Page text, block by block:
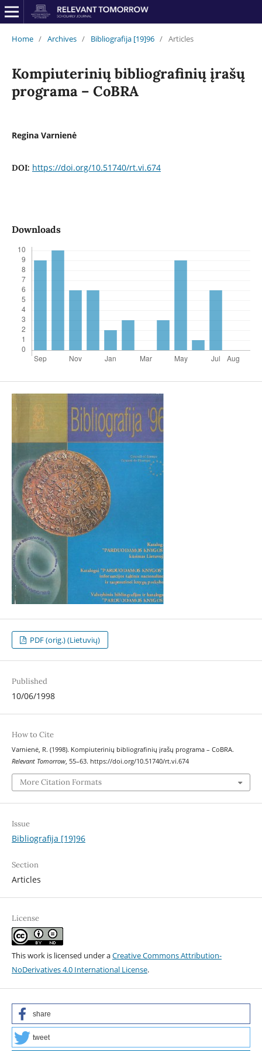
Home / Archives / Bibliografija [19]96 / Articles
Kompiuterinių bibliografinių įrašų
programa – CoBRA
Regina Varnienė
DOI: https://doi.org/10.51740/rt.vi.674
Downloads
PDF (orig.) (Lietuvių)
Published
10/06/1998
How to Cite
Varnienė, R. (1998). Kompiuterinių bibliografinių įrašų programa – CoBRA.
Relevant Tomorrow, 55–63. https://doi.org/10.51740/rt.vi.674
More Citation Formats
Issue
Bibliografija [19]96
Section
Articles
License
This work is licensed under aCreative Commons Attribution-
NoDerivatives 4.0 International License.
share
tweet